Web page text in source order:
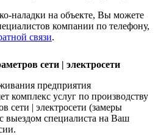
наладки на объекте, Вы можете
компании по телефону,
связи.
сети | электросети
предприятия
услуг по производству
сети | электросети (замеры
выездом специалиста на Ваш